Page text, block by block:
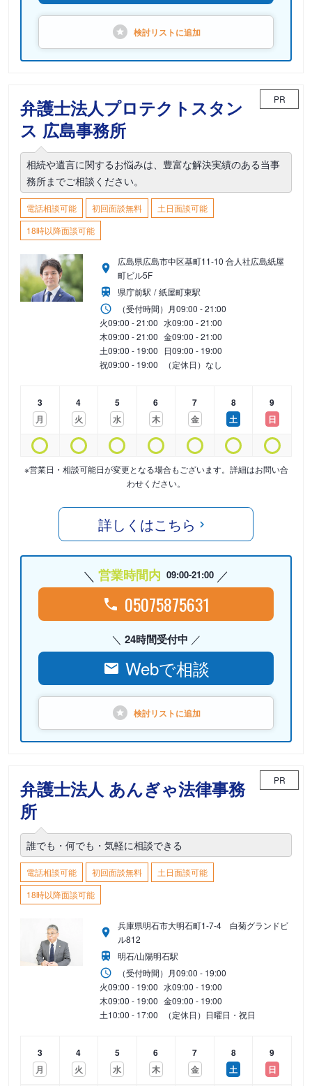
検討リストに追加
弁護士法人プロテクトスタン
ス 広島事務所
PR
相続や遺言に関するお悩みは、豊富な解決実績のある当事
務所までご相談ください。
電話相談可能 初回面談無料
土日面談可能
18時以降面談可能
広島県広島市中区基町11-10 合人社広島紙屋
町ビル5F
県庁前駅
紙屋町東駅
（受付時間） 月09:00 - 21:00
火09:00 - 21:00 水09:00 - 21:00
木09:00 - 21:00 金09:00 - 21:00
土09:00 - 19:00 日09:00 - 19:00
祝09:00 - 19:00 （定休日）なし
3
月
4
火
5
水
6
木
7
金
8
土
9
日
※営業日・相談可能日が変更となる場合もございます。詳細はお問い合
わせください。
詳しくはこちら
営業時間内 09:00-21:00
05075875631
24時間受付中
Webで相談
検討リストに追加
弁護士法人 あんぎゃ法律事務
所
PR
誰でも・何でも・気軽に相談できる
電話相談可能 初回面談無料
土日面談可能
18時以降面談可能
兵庫県明石市大明石町1-7-4 白菊グランドビ
ル812
明石/山陽明石駅
（受付時間） 月09:00 - 19:00
火09:00 - 19:00 水09:00 - 19:00
木09:00 - 19:00 金09:00 - 19:00
土10:00 - 17:00 （定休日）日曜日・祝日
3
月
4
火
5
水
6
木
7
金
8
土
9
日